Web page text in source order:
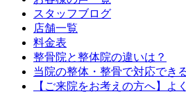
スタッフブログ
店舗一覧
料金表
整骨院と整体院の違いは？
当院の整体・整骨で対応でき
【ご来院をお考えの方へ】よ